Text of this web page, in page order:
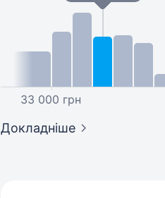
33 000 грн
Докладніше